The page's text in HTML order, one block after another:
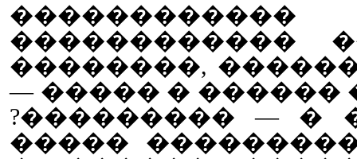
������������
��������,
— ����� � ������
?��������� — �
�����